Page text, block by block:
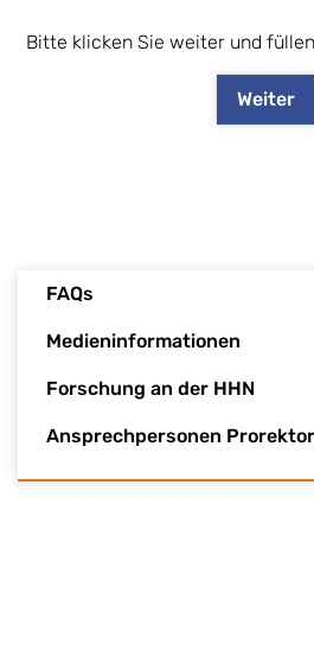
Bitte klicken Sie weiter und
Weiter
FAQs
Medieninformationen
Forschung an der HHN
Ansprechpersonen